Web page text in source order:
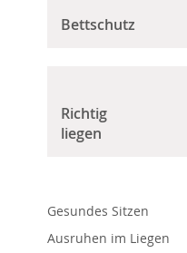
Bettschutz
Richtig
liegen
Gesundes Sitzen
Ausruhen im Liegen